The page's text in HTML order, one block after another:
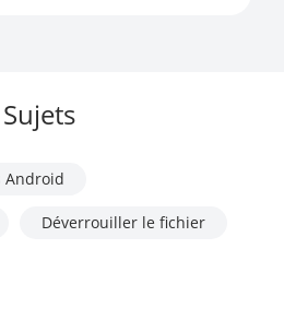
Sujets
Android
Déverrouiller le fichier